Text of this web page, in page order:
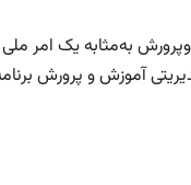
ماده آموزش‌وپرورش به‌مثابه
آموزش و پرورش